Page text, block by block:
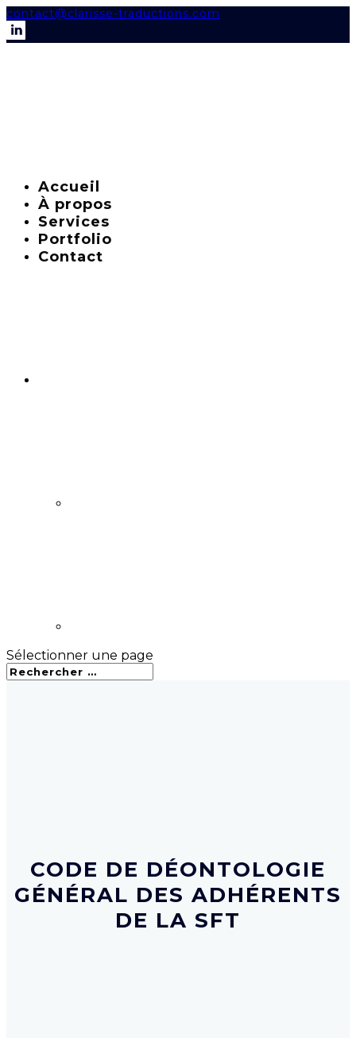
contact@clarisse-traductions.com
Accueil
À propos
Services
Portfolio
Contact
Sélectionner une page
CODE DE DÉONTOLOGIE
GÉNÉRAL DES ADHÉRENTS
DE LA SFT